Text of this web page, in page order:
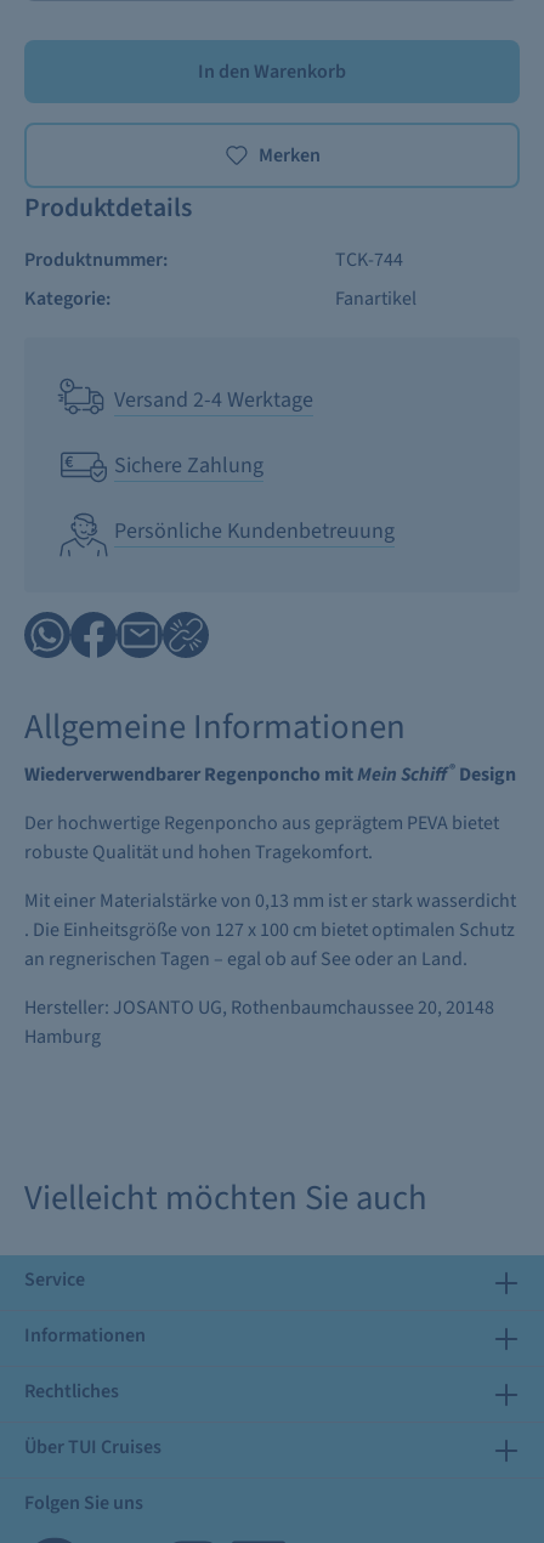
In den Warenkorb
Merken
Produktdetails
Produktnummer:
TCK-744
Kategorie:
Fanartikel
Versand 2-4 Werktage
Sichere Zahlung
Persönliche Kundenbetreuung
Allgemeine Informationen
Wiederverwendbarer Regenponcho mitMein Schiff® Design
Der hochwertige Regenponcho aus geprägtem PEVA bietet
robuste Qualität und hohen Tragekomfort.
Mit einer Materialstärke von 0,13 mm ist er stark wasserdicht
. Die Einheitsgröße von 127 x 100 cm bietet optimalen Schutz
an regnerischen Tagen – egal ob auf See oder an Land.
Hersteller: JOSANTO UG, Rothenbaumchaussee 20, 20148
Hamburg
Vielleicht möchten Sie auch
Service
Informationen
Rechtliches
Über TUI Cruises
Folgen Sie uns